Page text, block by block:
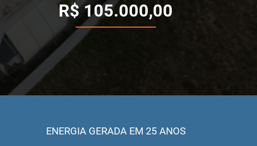
R$105.000,00
ENERGIA GERADA EM 25 ANOS